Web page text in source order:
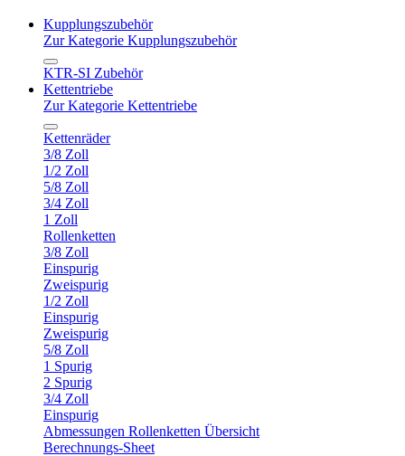
Kupplungszubehör
Zur Kategorie Kupplungszubehör
KTR-SI Zubehör
Kettentriebe
Zur Kategorie Kettentriebe
Kettenräder
3/8 Zoll
1/2 Zoll
5/8 Zoll
3/4 Zoll
1 Zoll
Rollenketten
3/8 Zoll
Einspurig
Zweispurig
1/2 Zoll
Einspurig
Zweispurig
5/8 Zoll
1 Spurig
2 Spurig
3/4 Zoll
Einspurig
Abmessungen Rollenketten Übersicht
Berechnungs-Sheet